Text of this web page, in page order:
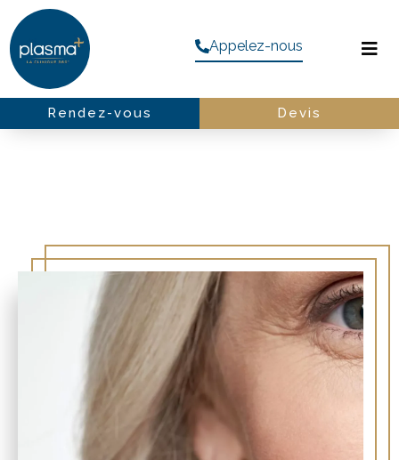
Appelez-nous
Rendez-vous Devis